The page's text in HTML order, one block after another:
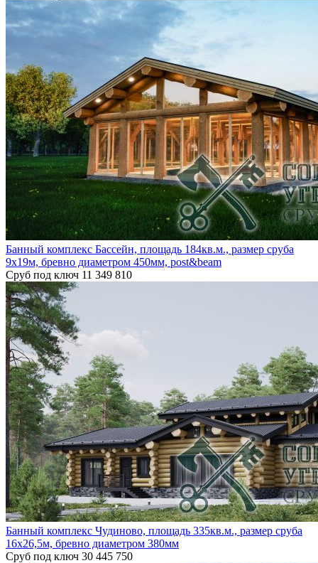
Банный комплекс Бассейн, площадь 184кв.м., размер сруба
9х19м, бревно диаметром 450мм, post&beam
Сруб под ключ 11 349 810
Банный комплекс Чудиново, площадь 335кв.м., размер сруба
16х26,5м, бревно диаметром 380мм
Сруб под ключ 30 445 750